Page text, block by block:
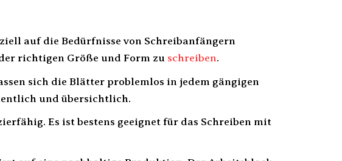
auf die Bedürfnisse von Schreibanfängern
richtigen Größe und Form zu schreiben.
sich die Blätter problemlos in jedem gängigen
und übersichtlich.
Es ist bestens geeignet für das Schreiben mit